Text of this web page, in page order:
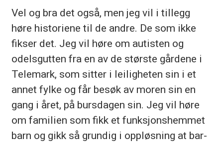
Vel og bra det også, men jeg vil i til­legg
høre his­to­rie­ne til de and­re. De som ikke
fik­ser det. Jeg vil høre om au­tis­ten og
odels­gut­ten fra en av de stør­ste går­de­ne i
Te­le­mark, som sit­ter i lei­lig­he­ten sin i et
an­net fyl­ke og får be­søk av mo­ren sin en
gang i året, på burs­da­gen sin. Jeg vil høre
om fa­mi­li­en som fikk et funk­sjons­hem­met
barn og gikk så grun­dig i opp­løs­ning at bar­